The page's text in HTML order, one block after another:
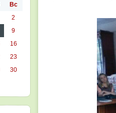
Вс
2
9
16
23
30